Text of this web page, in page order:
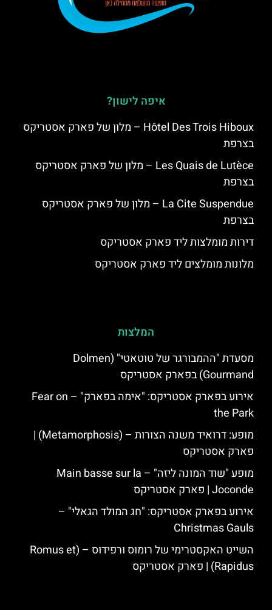
איפה לישון?
Hôtel Des Trois Hiboux – מלון של פארק אסטריקס
בצרפת
Les Quais de Lutèce – מלון של פארק אסטריקס
בצרפת
La Cite Suspendue – מלון של פארק אסטריקס
בצרפת
דירות מומלצות ליד פארק אסטריקס
מלונות מומלצים ליד פארק אסטריקס
המלצות
מסעדת "ההמבורגר של טוטאטי" (Dolmen
Gourmand) בפארק אסטריקס
אירוע בפארק אסטריקס: "אימה בפארק" – Fear on
the Park
מופע: דרואיד משנה הצורות – (Metamorphosis) |
פארק אסטריקס
מופע "שוד המונה ליזה" – Main basse sur la
Joconde | פארק אסטריקס
אירוע בפארק אסטריקס: "חג המולד הגאלי" –
Christmas Gauls
השייט האקסטרימי של רומוס ורפידוס – (Romus et
Rapidus) | פארק אסטריקס